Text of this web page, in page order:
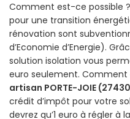
Comment est-ce possible ?
pour une transition
rénovation sont
d’Economie d’Energie).
solution isolation vous
euro seulement.
artisan PORTE-JOIE
crédit d’impôt pour votre
devrez qu’1 euro à régler à